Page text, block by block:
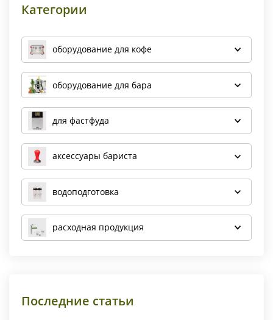
Категории
оборудование для кофе
оборудование для бара
для фастфуда
аксессуары бариста
водоподготовка
расходная продукция
Последние статьи